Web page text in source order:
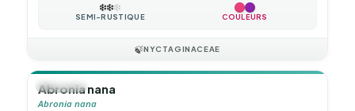
❄️❄️❄️
SEMI-RUSTIQUE COULEURS
🍃NYCTAGINACEAE
🪴VIVACE
Abronia nana
Abronia nana